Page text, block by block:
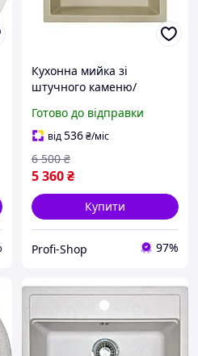
Кухонна мийка зі
штучного каменю/
мм, квадратна PRIZMA
Adamant Ivory Айворі
(30870590495)
Готово до відправки
від536₴/міс
5 360₴
6 500 ₴
Купити
Profi-Shop 97%